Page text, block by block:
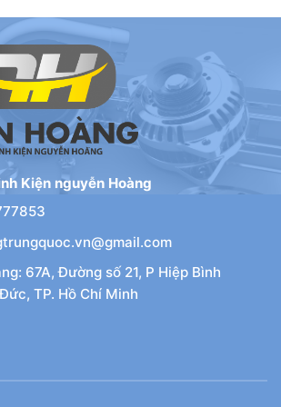
Kiện nguyễn Hoàng
67A, Đường số 21, P Hiệp Bình
TP. Hồ Chí Minh